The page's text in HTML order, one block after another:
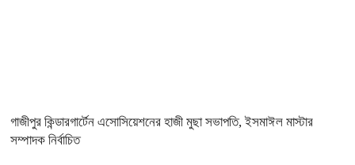
গাজীপুর কিন্ডারগার্টেন এসোসিয়েশনের হাজী মুছা সভাপতি, ইসমাঈল মাস্টার
সম্পাদক নির্বাচিত